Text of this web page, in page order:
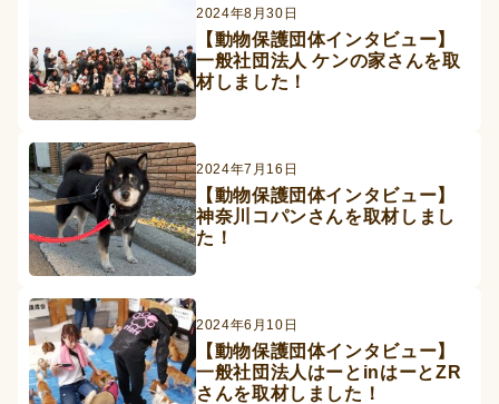
2024年8月30日
【動物保護団体インタビュー】
一般社団法人 ケンの家さんを取
材しました！
2024年7月16日
【動物保護団体インタビュー】
神奈川コパンさんを取材しまし
た！
2024年6月10日
【動物保護団体インタビュー】
一般社団法人はーとinはーとZR
さんを取材しました！